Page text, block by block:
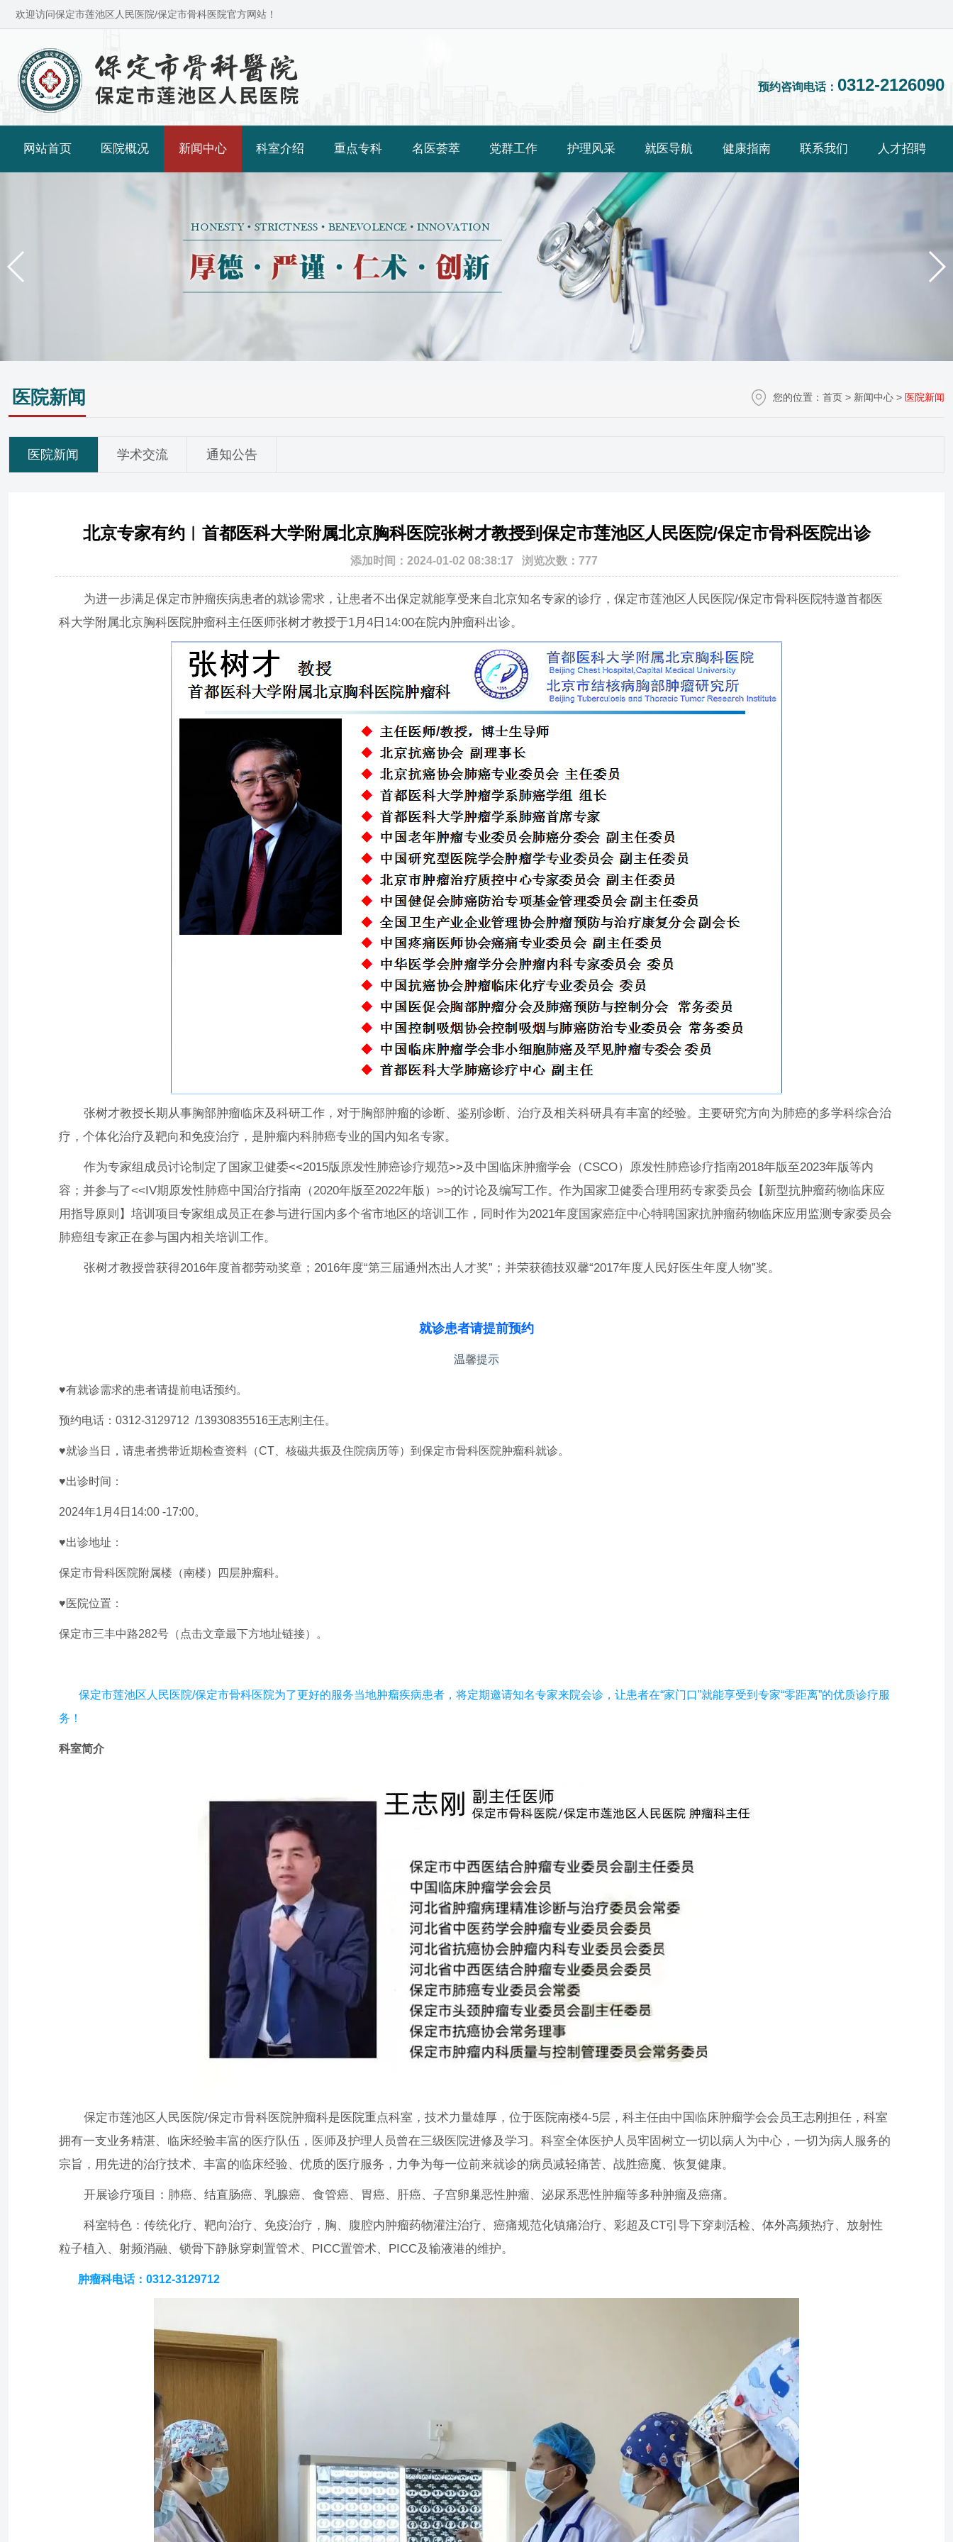
欢迎访问保定市莲池区人民医院/保定市骨科医院官方网站！
预约咨询电话： 0312-2126090
网站首页 医院概况 新闻中心 科室介绍 重点专科 名医荟萃 党群工作 护理风采 就医导航 健康指南 联系我们 人才招聘
您的位置： 首页 > 新闻中心 > 医院新闻
医院新闻
医院新闻 学术交流 通知公告
北京专家有约︱首都医科大学附属北京胸科医院张树才教授到保定市莲池区人民医院/保定市骨科医院出诊
添加时间：2024-01-02 08:38:17 浏览次数：777
为进一步满足保定市肿瘤疾病患者的就诊需求，让患者不出保定就能享受来自北京知名专家的诊疗，保定市莲池区人民医院/保定市骨科医院特邀首都医
科大学附属北京胸科医院肿瘤科主任医师张树才教授于1月4日14:00在院内肿瘤科出诊。
张树才教授长期从事胸部肿瘤临床及科研工作，对于胸部肿瘤的诊断、鉴别诊断、治疗及相关科研具有丰富的经验。主要研究方向为肺癌的多学科综合治
疗，个体化治疗及靶向和免疫治疗，是肿瘤内科肺癌专业的国内知名专家。
作为专家组成员讨论制定了国家卫健委<<2015版原发性肺癌诊疗规范>>及中国临床肿瘤学会（CSCO）原发性肺癌诊疗指南2018年版至2023年版等内
容；并参与了<<IV期原发性肺癌中国治疗指南（2020年版至2022年版）>>的讨论及编写工作。作为国家卫健委合理用药专家委员会【新型抗肿瘤药物临床应
用指导原则】培训项目专家组成员正在参与进行国内多个省市地区的培训工作，同时作为2021年度国家癌症中心特聘国家抗肿瘤药物临床应用监测专家委员会
肺癌组专家正在参与国内相关培训工作。
张树才教授曾获得2016年度首都劳动奖章；2016年度“第三届通州杰出人才奖”；并荣获德技双馨“2017年度人民好医生年度人物”奖。
就诊患者请提前预约
温馨提示
♥有就诊需求的患者请提前电话预约。
预约电话：0312-3129712 /13930835516王志刚主任。
♥就诊当日，请患者携带近期检查资料（CT、核磁共振及住院病历等）到保定市骨科医院肿瘤科就诊。
♥出诊时间：
2024年1月4日14:00 -17:00。
♥出诊地址：
保定市骨科医院附属楼（南楼）四层肿瘤科。
♥医院位置：
保定市三丰中路282号（点击文章最下方地址链接）。
保定市莲池区人民医院/保定市骨科医院为了更好的服务当地肿瘤疾病患者，将定期邀请知名专家来院会诊，让患者在“家门口”就能享受到专家“零距离”的优质诊疗服
务！
科室简介
保定市莲池区人民医院/保定市骨科医院肿瘤科是医院重点科室，技术力量雄厚，位于医院南楼4-5层，科主任由中国临床肿瘤学会会员王志刚担任，科室
拥有一支业务精湛、临床经验丰富的医疗队伍，医师及护理人员曾在三级医院进修及学习。科室全体医护人员牢固树立一切以病人为中心，一切为病人服务的
宗旨，用先进的治疗技术、丰富的临床经验、优质的医疗服务，力争为每一位前来就诊的病员减轻痛苦、战胜癌魔、恢复健康。
开展诊疗项目：肺癌、结直肠癌、乳腺癌、食管癌、胃癌、肝癌、子宫卵巢恶性肿瘤、泌尿系恶性肿瘤等多种肿瘤及癌痛。
科室特色：传统化疗、靶向治疗、免疫治疗，胸、腹腔内肿瘤药物灌注治疗、癌痛规范化镇痛治疗、彩超及CT引导下穿刺活检、体外高频热疗、放射性
粒子植入、射频消融、锁骨下静脉穿刺置管术、PICC置管术、PICC及输液港的维护。
肿瘤科电话：0312-3129712